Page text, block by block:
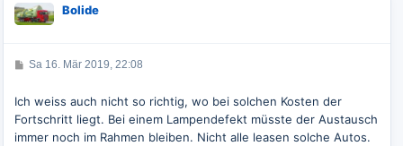
Bolide
B
t
a
g
Sa 16. Mär 2019, 22:08
Ich weiss auch nicht so richtig, wo bei solchen Kosten der
Fortschritt liegt. Bei einem Lampendefekt müsste der Austausch
immer noch im Rahmen bleiben. Nicht alle leasen solche Autos.